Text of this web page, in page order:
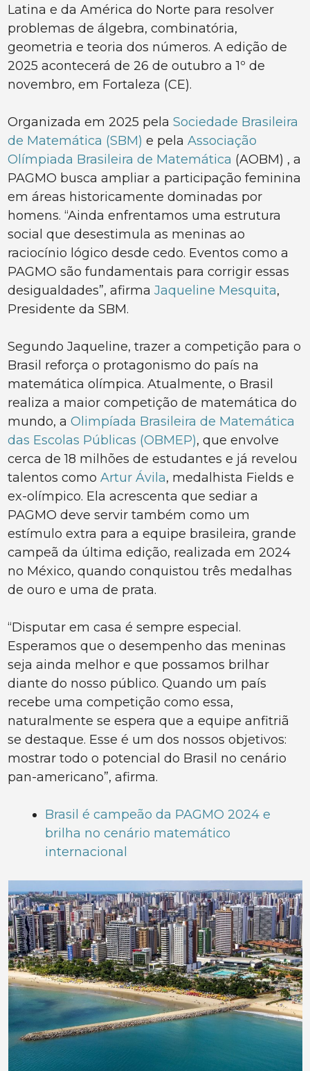
Latina e da América do Norte para resolver
problemas de álgebra, combinatória,
geometria e teoria dos números. A edição de
2025 acontecerá de 26 de outubro a 1º de
novembro, em Fortaleza (CE).
Organizada em 2025 pelaSociedade Brasileira
de Matemática (SBM) e pelaAssociação
Olímpiada Brasileira de Matemática (AOBM) , a
PAGMO busca ampliar a participação feminina
em áreas historicamente dominadas por
homens. “Ainda enfrentamos uma estrutura
social que desestimula as meninas ao
raciocínio lógico desde cedo. Eventos como a
PAGMO são fundamentais para corrigir essas
desigualdades”, afirmaJaqueline Mesquita,
Presidente da SBM.
Segundo Jaqueline, trazer a competição para o
Brasil reforça o protagonismo do país na
matemática olímpica. Atualmente, o Brasil
realiza a maior competição de matemática do
mundo, aOlimpíada Brasileira de Matemática
das Escolas Públicas (OBMEP), que envolve
cerca de 18 milhões de estudantes e já revelou
talentos comoArtur Ávila, medalhista Fields e
ex-olímpico. Ela acrescenta que sediar a
PAGMO deve servir também como um
estímulo extra para a equipe brasileira, grande
campeã da última edição, realizada em 2024
no México, quando conquistou três medalhas
de ouro e uma de prata.
“Disputar em casa é sempre especial.
Esperamos que o desempenho das meninas
seja ainda melhor e que possamos brilhar
diante do nosso público. Quando um país
recebe uma competição como essa,
naturalmente se espera que a equipe anfitriã
se destaque. Esse é um dos nossos objetivos:
mostrar todo o potencial do Brasil no cenário
pan-americano”, afirma.
Brasil é campeão da PAGMO 2024 e
brilha no cenário matemático
internacional